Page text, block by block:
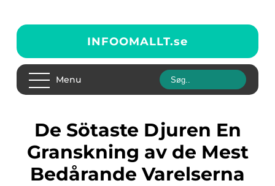
INFOOMALLT.se
Menu
De Sötaste Djuren En
Granskning av de Mest
Bedårande Varelserna